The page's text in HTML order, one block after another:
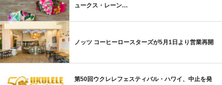
ュークス・レーン…
ノッツ コーヒーロースターズが5月1日より営業再開
第50回ウクレレフェスティバル・ハワイ、中止を発